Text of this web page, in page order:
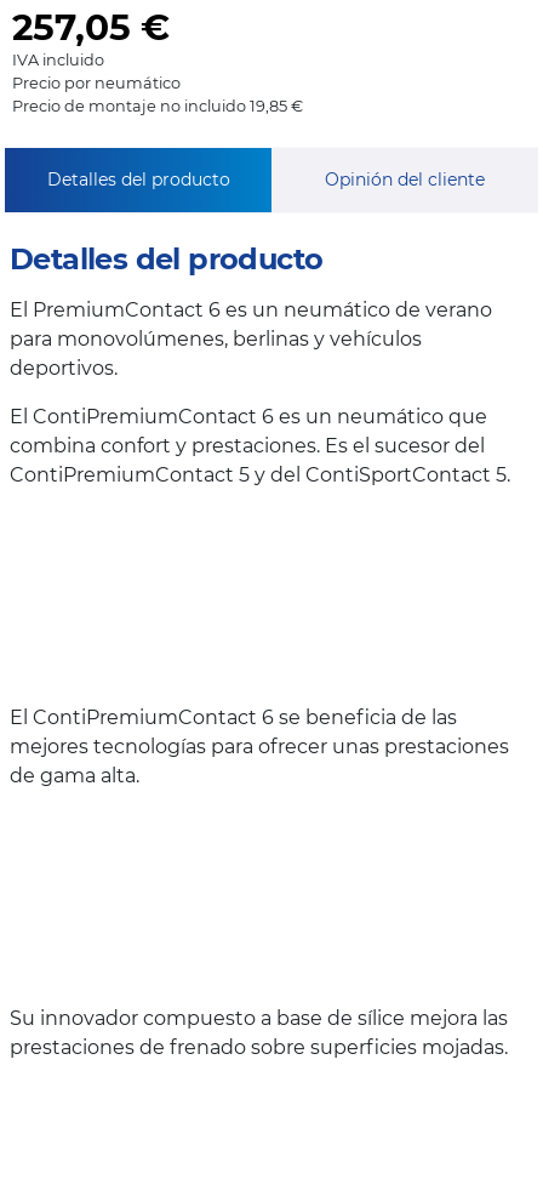
257,05 €
IVA incluido
Precio por neumático
Precio de montaje no incluido 19,85 €
Detalles del producto Opinión del cliente
Detalles del producto
El PremiumContact 6 es un neumático de verano
para monovolúmenes, berlinas y vehículos
deportivos.
El ContiPremiumContact 6 es un neumático que
combina confort y prestaciones. Es el sucesor del
ContiPremiumContact 5 y del ContiSportContact 5.
El ContiPremiumContact 6 se beneficia de las
mejores tecnologías para ofrecer unas prestaciones
de gama alta.
Su innovador compuesto a base de sílice mejora las
prestaciones de frenado sobre superficies mojadas.